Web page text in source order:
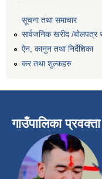
सूचना तथा समाचार
सार्वजनिक खरीद /बोलपत्र
ऐन, कानुन तथा निर्देशिका
कर तथा शुल्कहरु
गाउँपालिका प्रवक्ता